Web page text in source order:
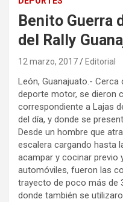
Benito Guerra
del Rally
12 marzo, 2017 Editorial
León, Guanajuato.-
deporte motor, se dieron
correspondiente a Lajas
del día, y donde se
Desde un hombre que
escalera cargando hasta
acampar y cocinar previo
automóviles, fueron las
trayecto de poco más de
donde también se